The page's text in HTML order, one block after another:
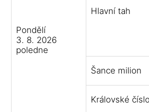
Pondělí
3. 8. 2026
poledne
Hlavní tah
Šance milion
Královské číslo